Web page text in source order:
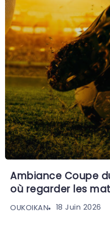
Ambiance Coupe
où regarder les
OUKOIKAN 18 Juin 2026